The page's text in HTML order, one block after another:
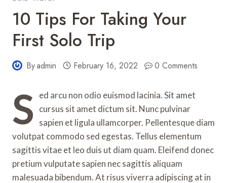
10 Tips For Taking Your
First Solo Trip
Byadmin February 16, 2022 0 Comments
S
ed arcu non odio euismod lacinia. Sit amet
cursus sit amet dictum sit. Nunc pulvinar
sapien et ligula ullamcorper. Pellentesque diam
volutpat commodo sed egestas. Tellus elementum
sagittis vitae et leo duis ut diam quam. Eleifend donec
pretium vulputate sapien nec sagittis aliquam
malesuada bibendum. At risus viverra adipiscing at in